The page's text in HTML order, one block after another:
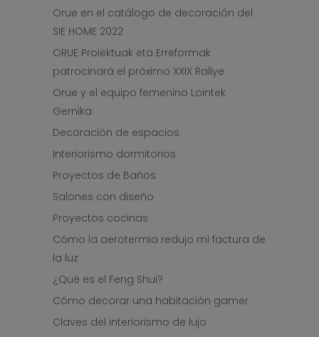
Orue en el catálogo de decoración del
SIE HOME 2022
ORUE Proiektuak eta Erreformak
patrocinará el próximo XXIX Rallye
Orue y el equipo femenino Lointek
Gernika
Decoración de espacios
Interiorismo dormitorios
Proyectos de Baños
Salones con diseño
Proyectos cocinas
Cómo la aerotermia redujo mi factura de
la luz
¿Qué es el Feng Shui?
Cómo decorar una habitación gamer
Claves del interiorismo de lujo